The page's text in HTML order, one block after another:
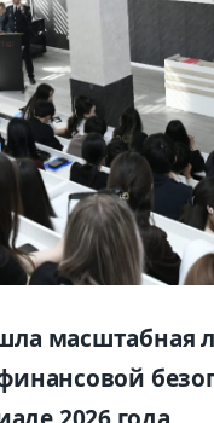
масштабная